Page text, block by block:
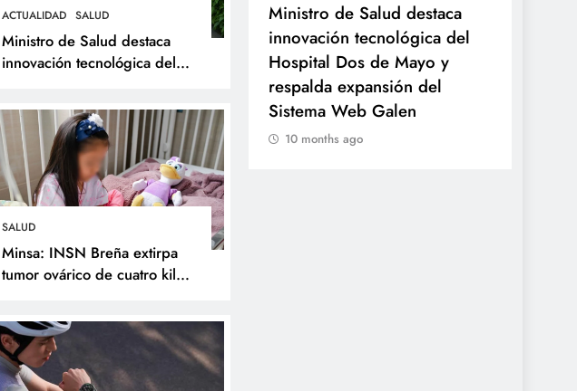
ACTUALIDAD SALUD
Ministro de Salud destaca
innovación tecnológica del
respalda expansión del
Sistema Web Galen
SALUD
Minsa: INSN Breña extirpa
tumor ovárico de cuatro kilos
proveniente de
Chanchamayo
El Ballet San Marcos celebra
62 años de creación artística
con Resonancias
Ministro de Salud destaca
innovación tecnológica del
Hospital Dos de Mayo y
respalda expansión del
Sistema Web Galen
10 months ago